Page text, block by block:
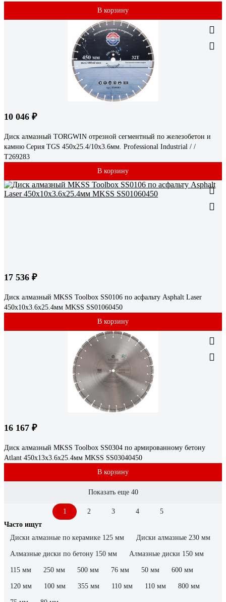
В корзину
10 046 ₽
Диск алмазный TORGWIN отрезной сегментный по железобетон и
камню Серия TGS 450х25.4/10х3.6мм. Professional Industrial / /
T269283
В корзину
17 536 ₽
Диск алмазный MKSS Toolbox SS0106 по асфальту Asphalt Laser
450х10х3.6x25.4мм MKSS SS01060450
В корзину
16 167 ₽
Диск алмазный MKSS Toolbox SS0304 по армированному бетону
Atlant 450х13x3.6х25.4мм MKSS SS03040450
В корзину
Показать еще 40
1 2 3 4
5
Часто ищут
Диски алмазные по керамике 125 мм
Диски алмазные 230 мм
Алмазные диски по бетону 150 мм Алмазные диски 150 мм
115 мм 250 мм 500 мм 76 мм 50 мм 600 мм
120 мм 100 мм 355 мм 110 мм 110 мм 800 мм